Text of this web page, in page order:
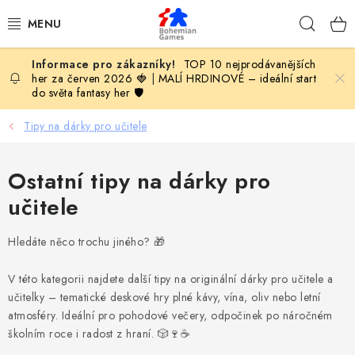
na
KOMPLETNÍ NABÍDKA HER
PODLE VĚKU
BLOG
VYDAVATELSTVÍ DESKOVÝCH HER
OLOHRANÍ
B2B SEKCE
TOP 10 nejprodávanějších
her za červen 2026 🍓
MALÍ HRDINOVÉ – ideální start
do světa fantasy her 🛡️
Tipy na dárky pro učitele
Ostatní tipy na dárky pro
učitele
Hledáte něco trochu jiného? 🎁
V této kategorii najdete další tipy na originální dárky pro učitele a
učitelky – tematické deskové hry plné kávy, vína, oliv nebo letní
atmosféry. Ideální pro pohodové večery, odpočinek po náročném
školním roce i radost z hraní. 🎲🍷☕